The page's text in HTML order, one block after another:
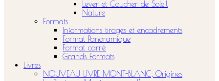
Lever et Coucher de Soleil
Nature
Formats
Informations tirages et encadrements
Format Panoramique
Format carré
Grands Formats
Livres
NOUVEAU LIVRE MONT-BLANC, Origines